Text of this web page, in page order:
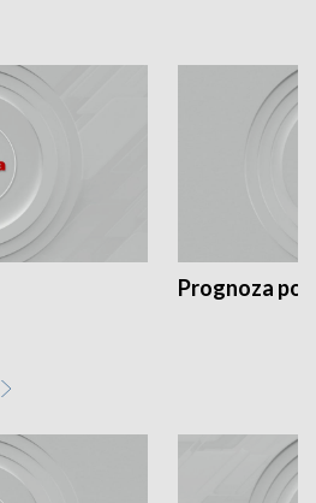
Prognoza